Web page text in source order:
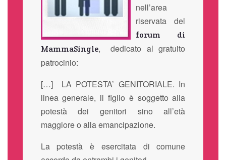
nell’area
riservata del
forum di
MammaSingle, dedicato al gratuito
patrocinio:
[…] LA POTESTA’ GENITORIALE. In
linea generale, il figlio è soggetto alla
potestà dei genitori sino all’età
maggiore o alla emancipazione.
La potestà è esercitata di comune